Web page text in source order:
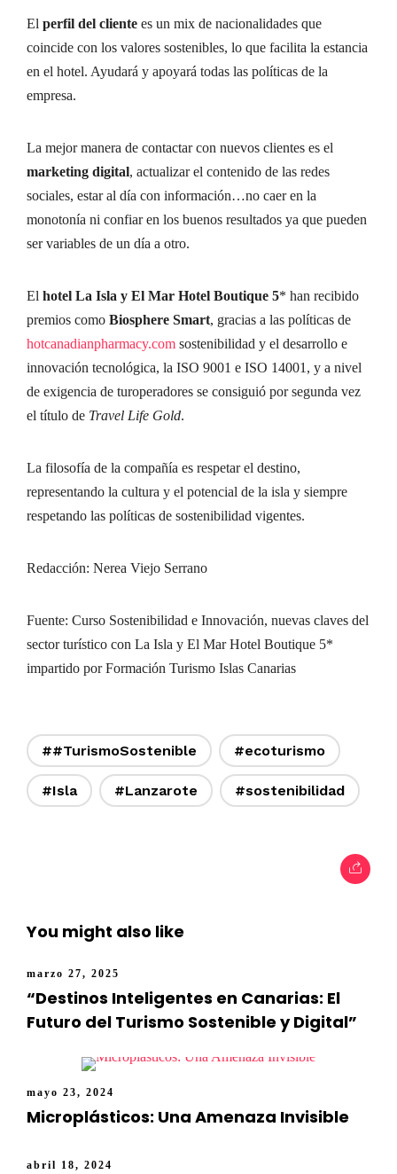
El perfil del cliente es un mix de nacionalidades que
coincide con los valores sostenibles, lo que facilita la estancia
en el hotel. Ayudará y apoyará todas las políticas de la
empresa.
La mejor manera de contactar con nuevos clientes es el
marketing digital, actualizar el contenido de las redes
sociales, estar al día con información…no caer en la
monotonía ni confiar en los buenos resultados ya que pueden
ser variables de un día a otro.
El hotel La Isla y El Mar Hotel Boutique 5* han recibido
premios como Biosphere Smart, gracias a las políticas de
hotcanadianpharmacy.com sostenibilidad y el desarrollo e
innovación tecnológica, la ISO 9001 e ISO 14001, y a nivel
de exigencia de turoperadores se consiguió por segunda vez
el título de Travel Life Gold.
La filosofía de la compañía es respetar el destino,
representando la cultura y el potencial de la isla y siempre
respetando las políticas de sostenibilidad vigentes.
Redacción: Nerea Viejo Serrano
Fuente: Curso Sostenibilidad e Innovación, nuevas claves del
sector turístico con La Isla y El Mar Hotel Boutique 5*
impartido por Formación Turismo Islas Canarias
##TurismoSostenible #ecoturismo
#Isla #Lanzarote #sostenibilidad
You might also like
marzo 27, 2025
“Destinos Inteligentes en Canarias: El
Futuro del Turismo Sostenible y Digital”
mayo 23, 2024
Microplásticos: Una Amenaza Invisible
abril 18, 2024